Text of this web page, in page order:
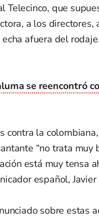
Telecinco, que
a los directores,
afuera del
se reencontró
contra la
“no trata muy
está muy tensa
español,
sobre estas